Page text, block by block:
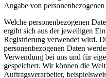
Angabe von
Welche personenbezogenen
ergibt sich aus der jeweiligen
Registrierung verwendet wird.
personenbezogenen Daten
Verwendung bei uns und für
gespeichert. Wir können die
Auftragsverarbeiter,